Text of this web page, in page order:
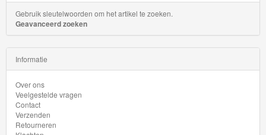
Chuggington
Hot
Wheels
Majorette
autos
Siku
Gebruik sleutelwoorden om het artikel te zoeken.
Geavanceerd zoeken
Informatie
Over ons
Veelgestelde vragen
Contact
Verzenden
Retourneren